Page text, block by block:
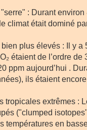
: Durant environ
climat était dominé
plus élevés : Il y a
étaient de l’ordre de
ppm aujourd’hui .
ils étaient
tropicales extrêmes :
("clumped
températures en